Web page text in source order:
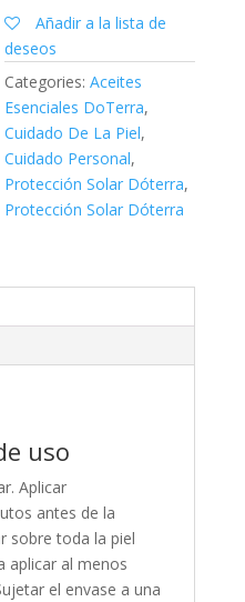
cara
y
cuerpo
dōTERRA™
sun
quantity
Añadir a la lista de
deseos
Categories:Aceites
Esenciales DoTerra,
Cuidado De La Piel,
Cuidado Personal,
Protección Solar Dóterra,
Protección Solar Dóterra
uso
Aplicar
antes de la
sobre toda la piel
aplicar al menos
el envase a una